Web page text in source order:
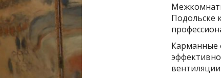
Подольске
Карманные
вентиляции